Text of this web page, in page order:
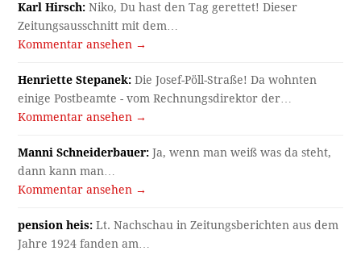
Karl Hirsch: Niko, Du hast den Tag gerettet! Dieser
Zeitungsausschnitt mit dem…
Kommentar ansehen →
Henriette Stepanek: Die Josef-Pöll-Straße! Da wohnten
einige Postbeamte - vom Rechnungsdirektor der…
Kommentar ansehen →
Manni Schneiderbauer: Ja, wenn man weiß was da steht,
dann kann man…
Kommentar ansehen →
pension heis: Lt. Nachschau in Zeitungsberichten aus dem
Jahre 1924 fanden am…